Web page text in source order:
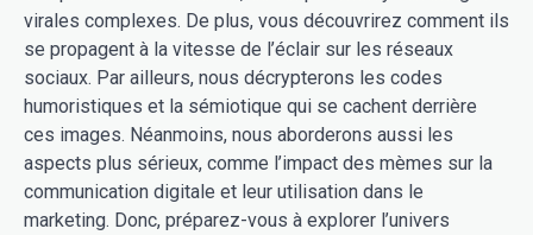
virales complexes. De plus, vous découvrirez comment ils
se propagent à la vitesse de l’éclair sur les réseaux
sociaux. Par ailleurs, nous décrypterons les codes
humoristiques et la sémiotique qui se cachent derrière
ces images. Néanmoins, nous aborderons aussi les
aspects plus sérieux, comme l’impact des mèmes sur la
communication digitale et leur utilisation dans le
marketing. Donc, préparez-vous à explorer l’univers